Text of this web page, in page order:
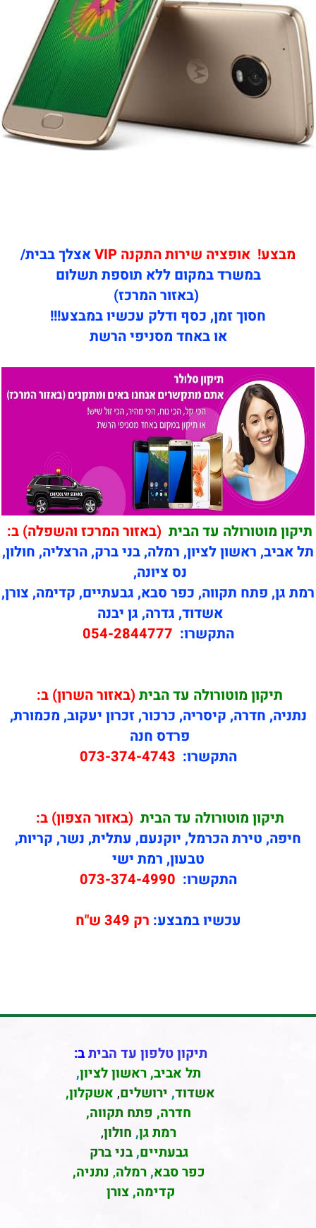
מבצע! אופציה שירות התקנה VIP
אצלך בבית/
במשרד במקום ללא תוספת תשלום
(באזור המרכז)
חסוך זמן, כסף ודלק עכשיו במבצע!!!
או באחד מסניפי הרשת
תיקון מוטורולה עד הבית (באזור המרכז והשפלה) ב:
תל אביב, ראשון לציון, רמלה, בני ברק, הרצליה, חולון,
נס ציונה,
רמת גן, פתח תקווה, כפר סבא, גבעתיים, קדימה, צורן,
אשדוד, גדרה, גן יבנה
התקשרו: 054-2844777
תיקון מוטורולה עד הבית (באזור השרון) ב:
נתניה, חדרה, קיסריה, כרכור, זכרון יעקוב, מכמורת,
פרדס חנה
התקשרו: 073-374-4743
תיקון מוטורולה עד הבית (באזור הצפון) ב:
חיפה, טירת הכרמל, יוקנעם, עתלית, נשר, קריות,
טבעון, רמת ישי
התקשרו: 073-374-4990
עכשיו במבצע: רק 349 ש"ח
תיקון טלפון עד הביתב:
תל אביב, ראשון לציון,
אשדוד, ירושלים, אשקלון,
חדרה, פתח תקווה,
רמת גן, חולון,
גבעתיים,בני ברק
כפר סבא,רמלה, נתניה,
קדימה, צורן